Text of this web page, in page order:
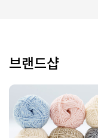
브랜드샵